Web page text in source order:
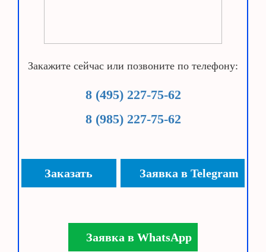
Закажите сейчас или позвоните по телефону:
8 (495) 227-75-62
8 (985) 227-75-62
Заказать Заявка в Telegram
Заявка в WhatsApp